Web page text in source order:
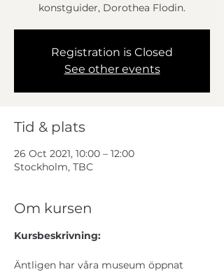
konstguider, Dorothea Flodin.
Registration is Closed
See other events
Tid & plats
26 Oct 2021, 10:00 – 12:00
Stockholm, TBC
Om kursen
Kursbeskrivning:
Äntligen har våra museum öppnat